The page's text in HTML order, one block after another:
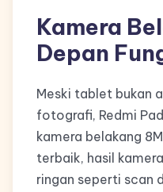
Kamera
Depan
Meski tablet bukan
fotografi, Redmi
kamera belakang
terbaik, hasil
ringan seperti scan